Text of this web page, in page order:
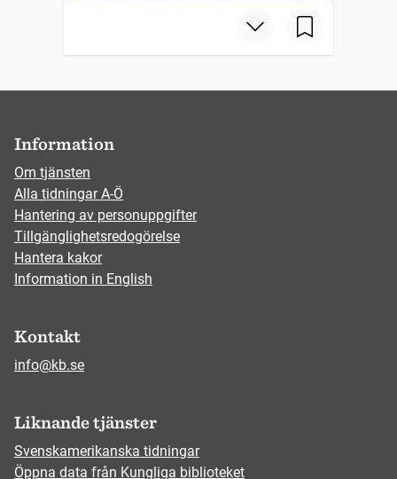
Information
Om tjänsten
Alla tidningar A-Ö
Hantering av personuppgifter
Tillgänglighetsredogörelse
Hantera kakor
Information in English
Kontakt
info@kb.se
Liknande tjänster
Svenskamerikanska tidningar
Öppna data från Kungliga biblioteket